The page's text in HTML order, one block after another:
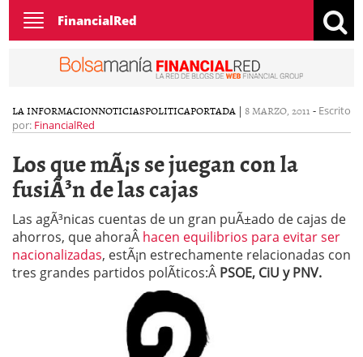
Toggle
navigation
FinancialRed
LA INFORMACIONNOTICIASPOLITICAPORTADA | 8 MARZO, 2011 - Escrito
por: FinancialRed
Los que mÃ¡s se juegan con la
fusiÃ³n de las cajas
Las agÃ³nicas cuentas de un gran puÃ±ado de cajas de
ahorros, que ahoraÂ hacen equilibrios para evitar ser
nacionalizadas, estÃ¡n estrechamente relacionadas con
tres grandes partidos polÃ­ticos:Â PSOE, CiU y PNV.